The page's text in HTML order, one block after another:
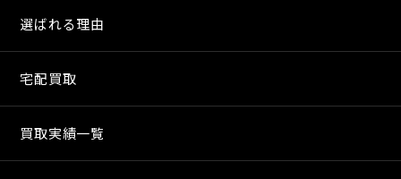
選ばれる理由
宅配買取
買取実績一覧